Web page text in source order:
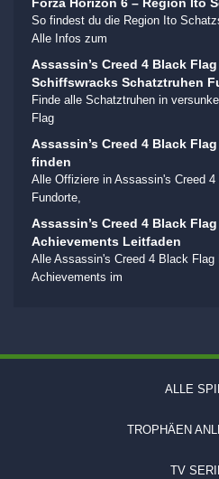
Forza Horizon 6 – Region Ito
So findest du die Region Ito
Alle Infos zum
Assassin’s Creed 4 Black
Schiffswracks Schatztruhen
Finde alle Schatztruhen in
Flag
Assassin’s Creed 4 Black
finden
Alle Offiziere in Assassin's Creed
Fundorte,
Assassin’s Creed 4 Black
Achievements Leitfaden
Alle Assassin's Creed 4 Black Flag
Achievements im
ALLE
TROPHÄEN
TV